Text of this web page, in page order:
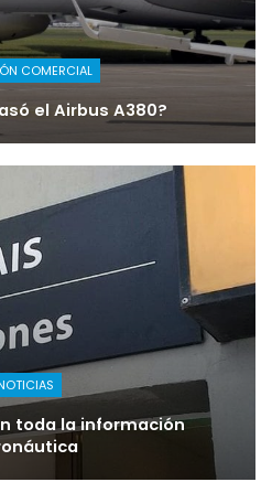
COMERCIAL
el Airbus A380?
toda la información